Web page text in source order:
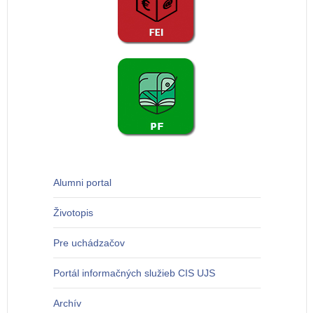
Alumni portal
Životopis
Pre uchádzačov
Portál informačných služieb CIS UJS
Archív